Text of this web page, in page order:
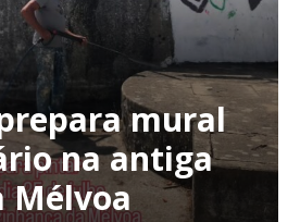
mural
na antiga
Mélvoa